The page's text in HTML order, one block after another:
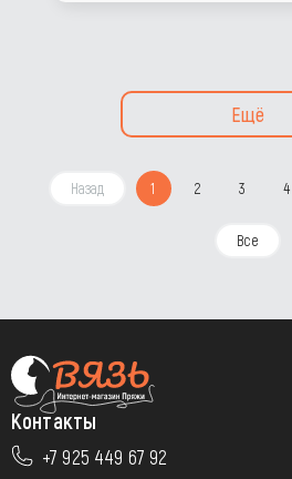
Ещё
Назад 1 2 3 4
Все
Контакты
+7 925 449 67 92